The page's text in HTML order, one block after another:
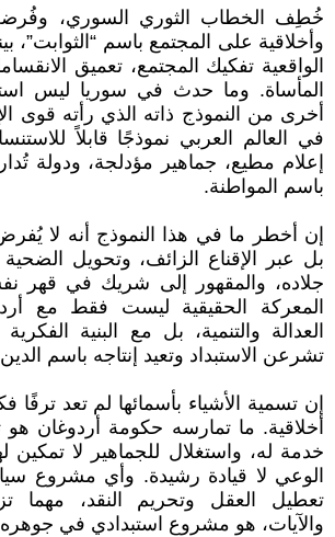
خُطِف الخطاب الثوري السوري،
وأخلاقية على المجتمع باسم “الثوابت”،
الواقعية تفكيك المجتمع، تعميق
المأساة. وما حدث في سوريا ليس
أخرى من النموذج ذاته الذي رأته قوى
في العالم العربي نموذجًا قابلاً
إعلام مطيع، جماهير مؤدلجة، ودولة
باسم المواطنة.
إن أخطر ما في هذا النموذج أنه لا
بل عبر الإقناع الزائف، وتحويل
جلاده، والمقهور إلى شريك في قهر
المعركة الحقيقية ليست فقط مع
العدالة والتنمية، بل مع البنية الفكرية
تشرعن الاستبداد وتعيد إنتاجه باسم
إن تسمية الأشياء بأسمائها لم تعد ترفًا
أخلاقية. ما تمارسه حكومة أردوغان هو
خدمة له، واستغلال للجماهير لا تمكين
الوعي لا قيادة رشيدة. وأي مشروع
تعطيل العقل وتحريم النقد، مهما
والآيات، هو مشروع استبدادي في